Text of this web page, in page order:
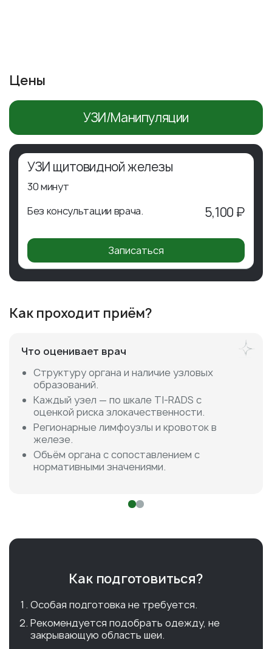
Цены
УЗИ/Манипуляции
УЗИ щитовидной железы
30 минут
5,100 ₽
Без консультации врача.
Записаться
Как проходит приём?
Что оценивает врач
Структуру органа и наличие узловых
образований.
Каждый узел — по шкале TI-RADS с
оценкой риска злокачественности.
Регионарные лимфоузлы и кровоток в
железе.
Объём органа с сопоставлением с
нормативными значениями.
Как подготовиться?
Особая подготовка не требуется.
Рекомендуется подобрать одежду, не
закрывающую область шеи.